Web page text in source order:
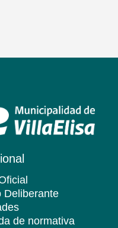
Deliberante
de normativa